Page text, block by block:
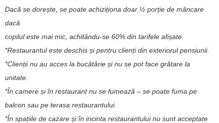
Dacă se dorește, se poate achiziționa doar ½ porție de mâncare
dacă
copilul este mai mic, achitându-se 60% din tarifele afișate.
*Restaurantul este deschis și pentru clienți din exteriorul pensiunii.
*Clienții nu au acces la bucătărie și nu se pot face grătare la
unitate.
*În camere și în restaurant nu se fumează – se poate fuma pe
balcon sau pe terasa restaurantului.
*În spațiile de cazare și în incinta restaurantului nu sunt acceptate